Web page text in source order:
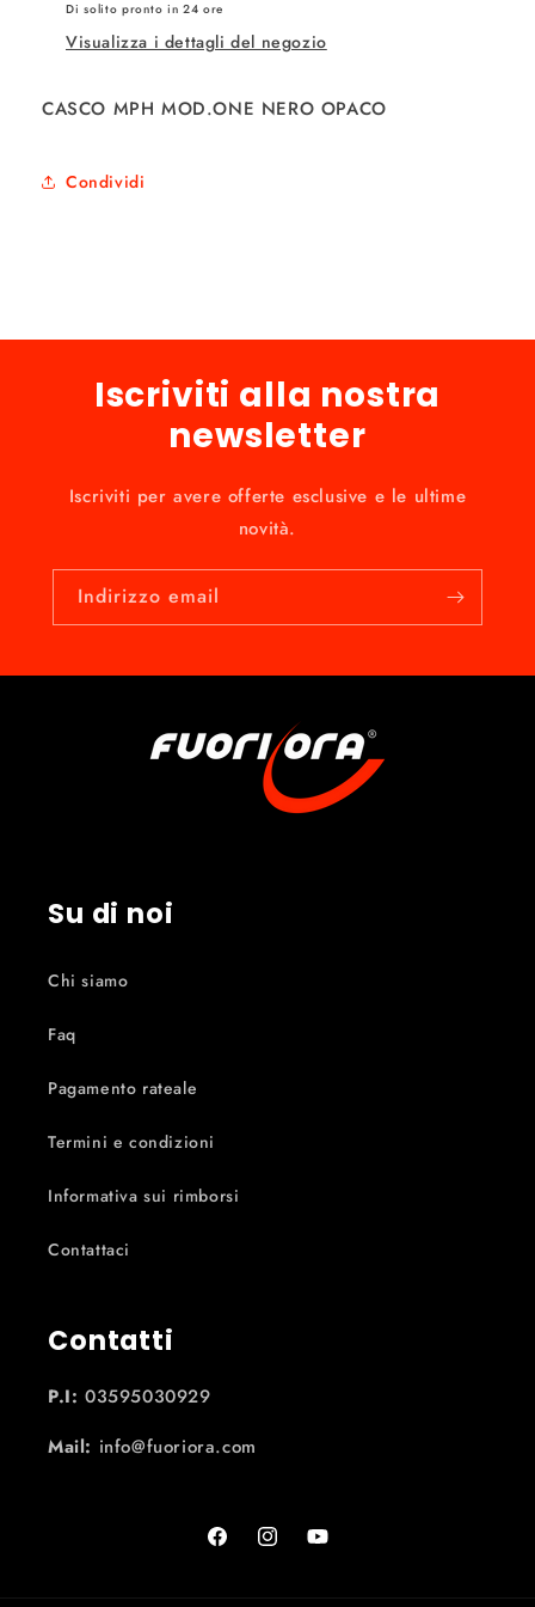
Di solito pronto in 24 ore
Visualizza i dettagli del negozio
CASCO MPH MOD.ONE NERO OPACO
Condividi
Iscriviti alla nostra
newsletter
Iscriviti per avere offerte esclusive e le ultime
novità.
Indirizzo email
Su di noi
Chi siamo
Faq
Pagamento rateale
Termini e condizioni
Informativa sui rimborsi
Contattaci
Contatti
P.I: 03595030929
Mail: info@fuoriora.com
FacebookInstagramYouTube